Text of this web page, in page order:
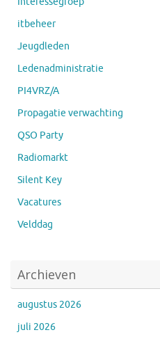
itbeheer
Jeugdleden
Ledenadministratie
PI4VRZ/A
Propagatie verwachting
QSO Party
Radiomarkt
Silent Key
Vacatures
Velddag
Archieven
augustus 2026
juli 2026